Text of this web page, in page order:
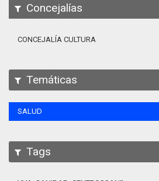
Concejalías
CONCEJALÍA CULTURA
Temáticas
SALUD
Tags